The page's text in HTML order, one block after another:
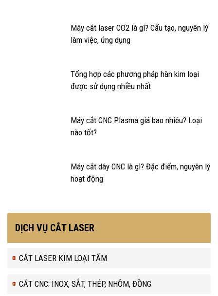
Máy cắt laser CO2 là gì? Cấu tạo, nguyên lý
làm việc, ứng dụng
Tổng hợp các phương pháp hàn kim loại
được sử dụng nhiều nhất
Máy cắt CNC Plasma giá bao nhiêu? Loại
nào tốt?
Máy cắt dây CNC là gì? Đặc điểm, nguyên lý
hoạt động
DỊCH VỤ CẮT LASER
CẮT LASER KIM LOẠI TẤM
CẮT CNC: INOX, SẮT, THÉP, NHÔM, ĐỒNG